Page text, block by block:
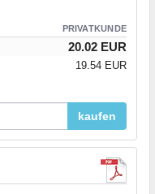
PRIVATKUNDE
20.02 EUR
19.54 EUR
kaufen